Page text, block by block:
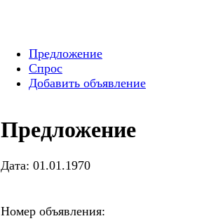
Предложение
Спрос
Добавить объявление
Предложение
Дата: 01.01.1970
Номер объявления: